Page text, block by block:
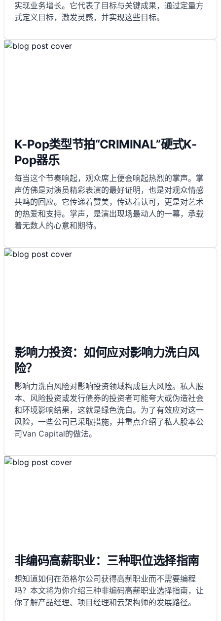
实现业务增长。它代表了目标与关键成果，通过定量方
式定义目标，激发灵感，并实现这些目标。
K-Pop类型节拍“CRIMINAL”硬式K-
Pop器乐
每当这个节奏响起，观众席上便会响起热烈的掌声。掌
声仿佛是对演员精彩表演的最好证明，也是对观众情感
共鸣的回应。它传递着赞美，传达着认可，更是对艺术
的热爱和支持。掌声，是演出现场最动人的一幕，承载
着无数人的心意和期待。
影响力投资：如何应对影响力洗白风
险？
影响力洗白风险对影响投资领域构成巨大风险。私人股
本、风险投资或发行债券的投资者可能夸大或伪造社会
和环境影响结果，这就是绿色洗白。为了有效应对这一
风险，一些公司已采取措施，并重点介绍了私人股本公
司Van Capital的做法。
非编码高薪职业：三种职位选择指南
想知道如何在范格尔公司获得高薪职业而不需要编程
吗？本文将为你介绍三种非编码高薪职业选择指南，让
你了解产品经理、项目经理和云架构师的发展路径。